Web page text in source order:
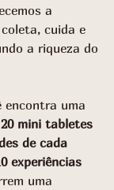
a
cuida e
a riqueza do
encontra uma
20 mini tabletes
de cada
experiências
uma